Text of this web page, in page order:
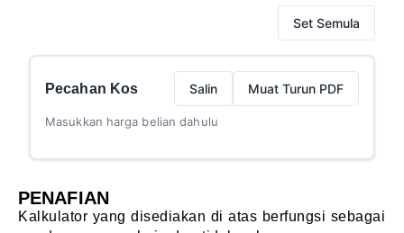
Set Semula
Pecahan Kos Salin Muat Turun PDF
Masukkan harga belian dahulu
PENAFIAN
Kalkulator yang disediakan di atas berfungsi sebagai